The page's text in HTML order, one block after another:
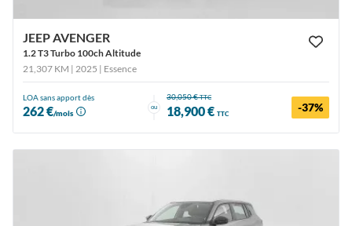
JEEP AVENGER
1.2 T3 Turbo 100ch Altitude
21,307 KM | 2025 | Essence
LOA sans apport dès
262 €/mois
ou
30,050 €TTC
18,900 € TTC -37%